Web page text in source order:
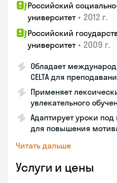
Российский
университет • 2012 г.
Российский
университет • 2009 г.
Обладает
CELTA для
Применяет
увлекательного
Адаптирует уроки
для повышения
Читать дальше
Услуги и цены